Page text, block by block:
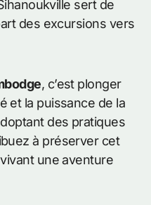
sert de
des excursions vers
, c’est plonger
et la puissance de la
des pratiques
à préserver cet
une aventure